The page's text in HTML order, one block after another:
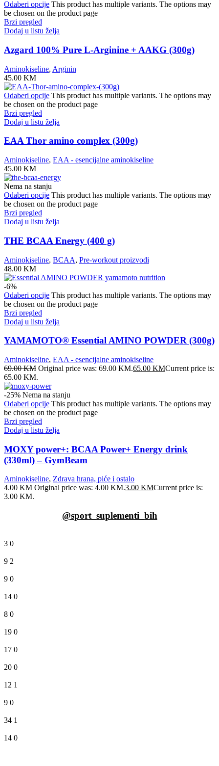
Odaberi opcije This product has multiple variants. The options may
be chosen on the product page
Brzi pregled
Dodaj u listu želja
Azgard 100% Pure L-Arginine + AAKG (300g)
Aminokiseline, Arginin
45.00 KM
Odaberi opcije This product has multiple variants. The options may
be chosen on the product page
Brzi pregled
Dodaj u listu želja
EAA Thor amino complex (300g)
Aminokiseline, EAA - esencijalne aminokiseline
45.00 KM
Nema na stanju
Odaberi opcije This product has multiple variants. The options may
be chosen on the product page
Brzi pregled
Dodaj u listu želja
THE BCAA Energy (400 g)
Aminokiseline, BCAA, Pre-workout proizvodi
48.00 KM
-6%
Odaberi opcije This product has multiple variants. The options may
be chosen on the product page
Brzi pregled
Dodaj u listu želja
YAMAMOTO® Essential AMINO POWDER (300g)
Aminokiseline, EAA - esencijalne aminokiseline
69.00KM Original price was: 69.00 KM.65.00 KMCurrent price is:
65.00 KM.
-25% Nema na stanju
Odaberi opcije This product has multiple variants. The options may
be chosen on the product page
Brzi pregled
Dodaj u listu želja
MOXY power+: BCAA Power+ Energy drink
(330ml) – GymBeam
Aminokiseline, Zdrava hrana, piće i ostalo
4.00KM Original price was: 4.00 KM.3.00 KMCurrent price is:
3.00 KM.
@sport_suplementi_bih
3 0
9 2
9 0
14 0
8 0
19 0
17 0
20 0
12 1
9 0
34 1
14 0